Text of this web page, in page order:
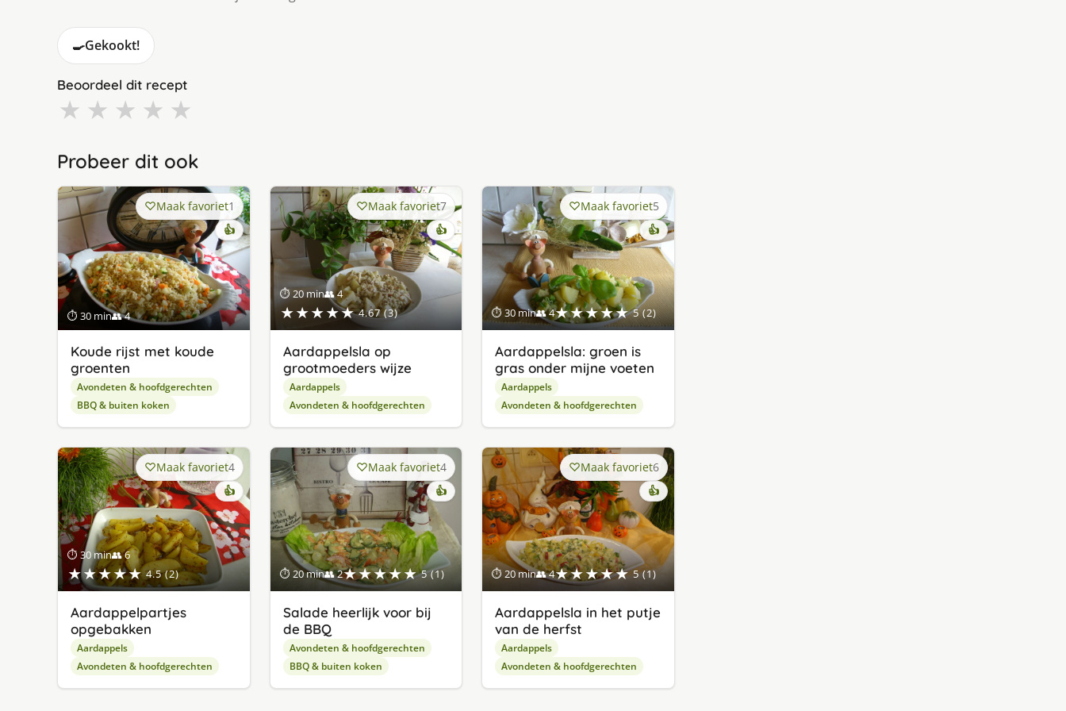
🍳Gekookt!
Beoordeel dit recept
★ ★ ★ ★ ★
Probeer dit ook
⏱ 30 min👥 4
Maak favoriet1
👍
Koude rijst met koude
groenten
Avondeten & hoofdgerechten
BBQ & buiten koken
⏱ 20 min👥 4
★★★★★ 4.67 (3)
Maak favoriet7
👍
Aardappelsla op
grootmoeders wijze
Aardappels
Avondeten & hoofdgerechten
⏱ 30 min👥 4★★★★★ 5 (2)
Maak favoriet5
👍
Aardappelsla: groen is
gras onder mijne voeten
Aardappels
Avondeten & hoofdgerechten
⏱ 30 min👥 6
★★★★★ 4.5 (2)
Maak favoriet4
👍
Aardappelpartjes
opgebakken
Aardappels
Avondeten & hoofdgerechten
⏱ 20 min👥 2★★★★★ 5 (1)
Maak favoriet4
👍
Salade heerlijk voor bij
de BBQ
Avondeten & hoofdgerechten
BBQ & buiten koken
⏱ 20 min👥 4★★★★★ 5 (1)
Maak favoriet6
👍
Aardappelsla in het putje
van de herfst
Aardappels
Avondeten & hoofdgerechten